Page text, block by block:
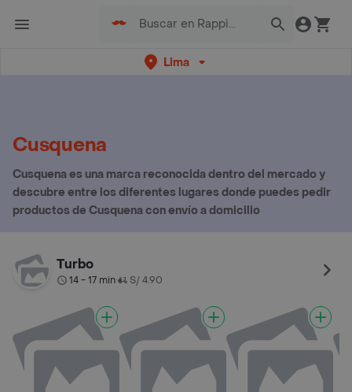
Lima
Cusquena
Cusquena es una marca reconocida dentro del mercado y
descubre entre los diferentes lugares donde puedes pedir
productos de Cusquena con envío a domicilio
Turbo
14 - 17 min• S/ 4.90